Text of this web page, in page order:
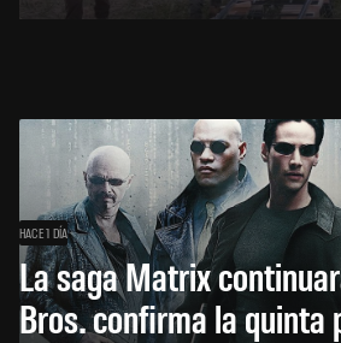
HACE 1 DÍA
La saga Matrix
Bros. confirma la quinta